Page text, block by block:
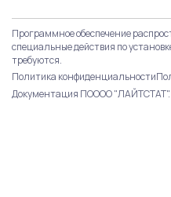
Программное обеспечение
специальные действия по
требуются.
Политика конфиденциальности
Документация ПОООО "ЛАЙТСТАТ".